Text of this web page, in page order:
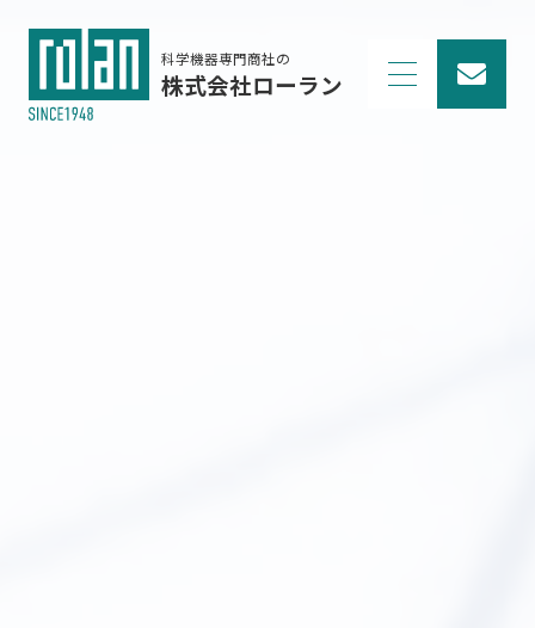
科学機器専門商社の
株式会社ローラン